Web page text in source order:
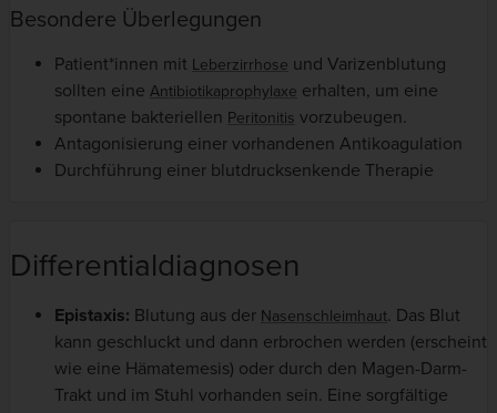
Besondere Überlegungen
Patient*innen mit Leberzirrhose und Varizenblutung
sollten eine Antibiotikaprophylaxe erhalten, um eine
spontane bakteriellen Peritonitis vorzubeugen.
Antagonisierung einer vorhandenen Antikoagulation
Durchführung einer blutdrucksenkende Therapie
Differentialdiagnosen
Epistaxis: Blutung aus der Nasenschleimhaut. Das Blut
kann geschluckt und dann erbrochen werden (erscheint
wie eine Hämatemesis) oder durch den Magen-Darm-
Trakt und im Stuhl vorhanden sein. Eine sorgfältige